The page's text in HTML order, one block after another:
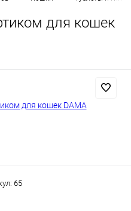
для кошек
65